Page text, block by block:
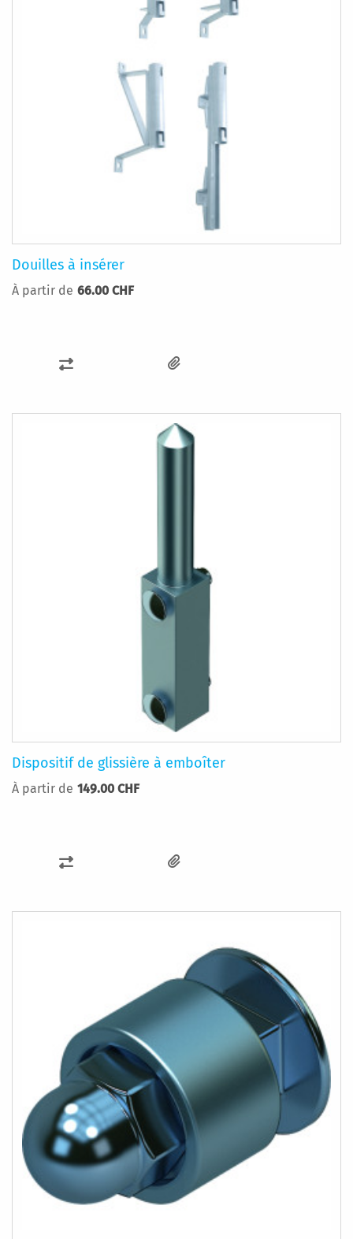
Douilles à insérer
À partir de 66.00 CHF
AJOUTER
COMPARATEUR
Dispositif de glissière à emboîter
À partir de 149.00 CHF
AJOUTER
COMPARATEUR